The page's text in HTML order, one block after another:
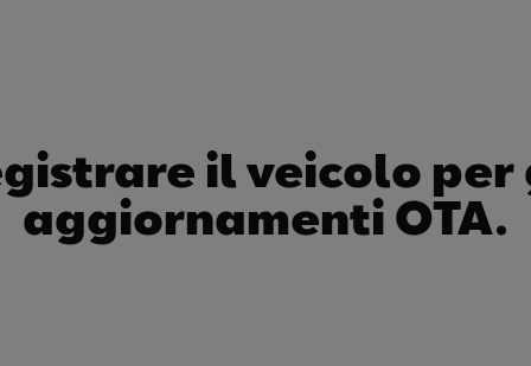
il veicolo per
aggiornamenti OTA.